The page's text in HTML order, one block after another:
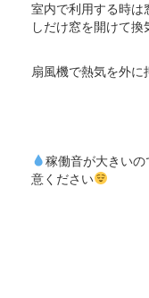
室内で利用する時は
しだけ窓を開けて換
扇風機で熱気を外に
稼働音が大きい
意ください